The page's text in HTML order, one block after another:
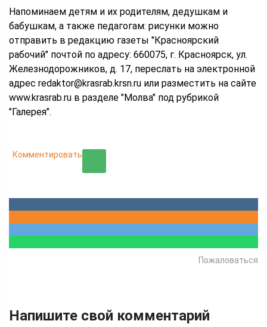
Напоминаем детям и их родителям, дедушкам и
бабушкам, а также педагогам: рисунки можно
отправить в редакцию газеты "Красноярский
рабочий" почтой по адресу: 660075, г. Красноярск, ул.
Железнодорожников, д. 17, переслать на электронной
адрес redaktor@krasrab.krsn.ru или разместить на сайте
www.krasrab.ru в разделе "Молва" под рубрикой
"Галерея".
Комментировать
Пожаловаться
Напишите свой комментарий